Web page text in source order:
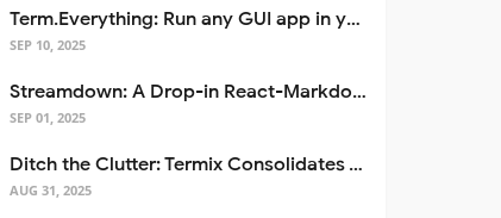
Term.Everything: Run any GUI app in your terminal—even over SSH
SEP 10, 2025
Streamdown: A Drop-in React-Markdown Replacement
SEP 01, 2025
Ditch the Clutter: Termix Consolidates Your Entire Server Workflow into One Self-Hosted Platform
AUG 31, 2025